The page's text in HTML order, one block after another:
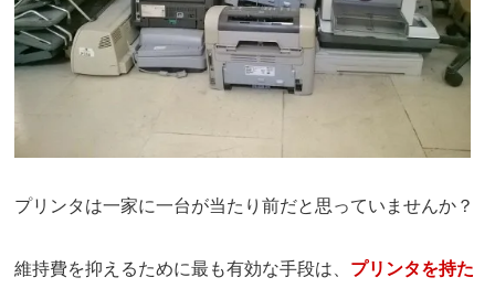
プリンタは一家に一台が当たり前だと思っていませんか？
維持費を抑えるために最も有効な手段は、 プリンタを持た